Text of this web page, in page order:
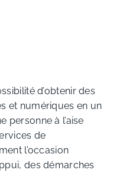
d’obtenir des
et numériques en un
personne à l’aise
de
l’occasion
des démarches